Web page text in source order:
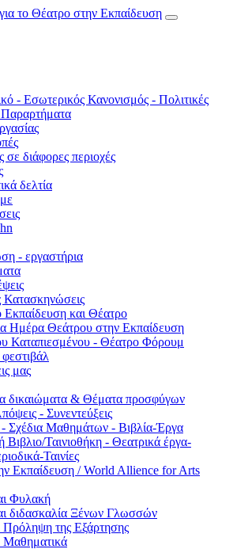
- Εσωτερικός Κανονισμός - Πολιτικές
σε διάφορες περιοχές
δελτία
- εργαστήρια
Κατασκηνώσεις
Εκπαίδευση και Θέατρο
Ημέρα Θεάτρου στην Εκπαίδευση
Καταπιεσμένου - Θέατρο Φόρουμ
μας
δικαιώματα & Θέματα προσφύγων
- Συνεντεύξεις
Σχέδια Μαθημάτων - Βιβλία-Έργα
Βιβλιο/Ταινιοθήκη - Θεατρικά έργα-
Ταινίες
Εκπαίδευση / World Allience for Arts
Φυλακή
διδασκαλία Ξένων Γλωσσών
της Εξάρτησης